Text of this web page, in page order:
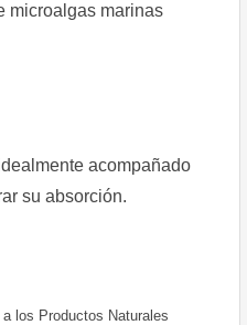
microalgas marinas
acompañado
su absorción.
los Productos Naturales